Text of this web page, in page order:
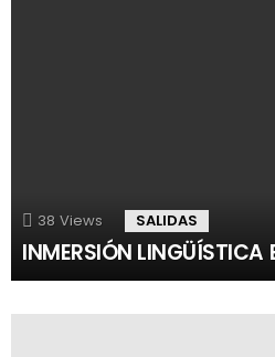
38 Views SALIDAS
INMERSIÓN LINGÜÍSTICA